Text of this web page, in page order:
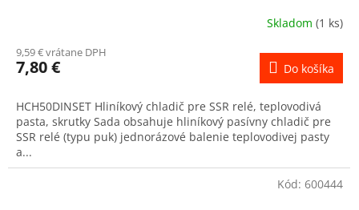
Skladom (1 ks)
9,59 € vrátane DPH
7,80 € Do košíka
HCH50DINSET Hliníkový chladič pre SSR relé, teplovodivá
pasta, skrutky Sada obsahuje hliníkový pasívny chladič pre
SSR relé (typu puk) jednorázové balenie teplovodivej pasty
a...
Kód: 600444